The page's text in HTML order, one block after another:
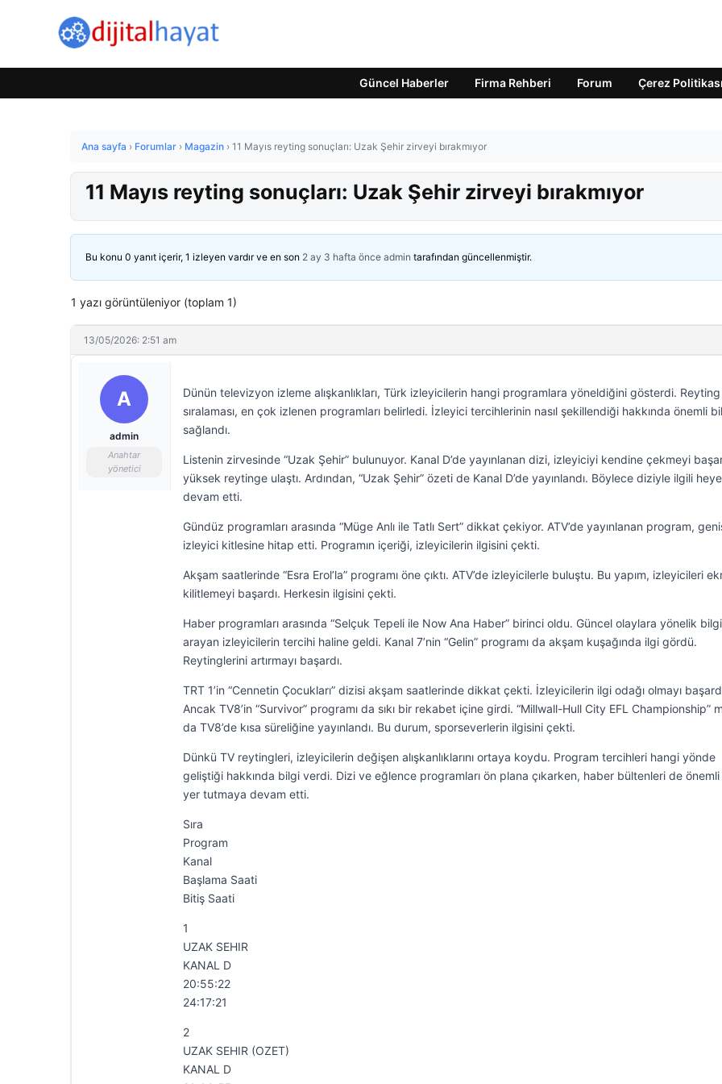
Güncel Haberler Firma Rehberi Forum Çerez Politikası
Ana sayfa › Forumlar › Magazin › 11 Mayıs reyting sonuçları: Uzak Şehir zirveyi bırakmıyor
11 Mayıs reyting sonuçları: Uzak Şehir zirveyi bırakmıyor
Bu konu 0 yanıt içerir, 1 izleyen vardır ve en son 2 ay 3 hafta önce admin tarafından güncellenmiştir.
1 yazı görüntüleniyor (toplam 1)
13/05/2026: 2:51 am
A
admin
Anahtar
yönetici
Dünün televizyon izleme alışkanlıkları, Türk izleyicilerin hangi programlara yöneldiğini gösterdi. Reyting
sıralaması, en çok izlenen programları belirledi. İzleyici tercihlerinin nasıl şekillendiği hakkında önemli
sağlandı.
Listenin zirvesinde “Uzak Şehir” bulunuyor. Kanal D’de yayınlanan dizi, izleyiciyi kendine çekmeyi
yüksek reytinge ulaştı. Ardından, “Uzak Şehir” özeti de Kanal D’de yayınlandı. Böylece diziyle ilgili
devam etti.
Gündüz programları arasında “Müge Anlı ile Tatlı Sert” dikkat çekiyor. ATV’de yayınlanan program,
izleyici kitlesine hitap etti. Programın içeriği, izleyicilerin ilgisini çekti.
Akşam saatlerinde “Esra Erol’la” programı öne çıktı. ATV’de izleyicilerle buluştu. Bu yapım, izleyicileri
kilitlemeyi başardı. Herkesin ilgisini çekti.
Haber programları arasında “Selçuk Tepeli ile Now Ana Haber” birinci oldu. Güncel olaylara yönelik bilgi
arayan izleyicilerin tercihi haline geldi. Kanal 7’nin “Gelin” programı da akşam kuşağında ilgi gördü.
Reytinglerini artırmayı başardı.
TRT 1’in “Cennetin Çocukları” dizisi akşam saatlerinde dikkat çekti. İzleyicilerin ilgi odağı olmayı
Ancak TV8’in “Survivor” programı da sıkı bir rekabet içine girdi. “Millwall-Hull City EFL Championship”
da TV8’de kısa süreliğine yayınlandı. Bu durum, sporseverlerin ilgisini çekti.
Dünkü TV reytingleri, izleyicilerin değişen alışkanlıklarını ortaya koydu. Program tercihleri hangi yönde
geliştiği hakkında bilgi verdi. Dizi ve eğlence programları ön plana çıkarken, haber bültenleri de
yer tutmaya devam etti.
Sıra
Program
Kanal
Başlama Saati
Bitiş Saati
1
UZAK SEHIR
KANAL D
20:55:22
24:17:21
2
UZAK SEHIR (OZET)
KANAL D